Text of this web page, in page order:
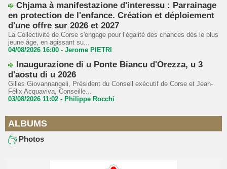
Chjama à manifestazione d'interessu : Parrainage
en protection de l'enfance. Création et déploiement
d'une offre sur 2026 et 2027
La Collectivité de Corse s'engage pour l’égalité des chances dès le plus
jeune âge, en agissant su...
04/08/2026 16:00 - Jerome PIETRI
Inaugurazione di u Ponte Biancu d'Orezza, u 3
d'aostu di u 2026
Gilles Giovannangeli, Président du Conseil exécutif de Corse et Jean-
Félix Acquaviva, Conseille...
03/08/2026 11:02 - Philippe Rocchi
ALBUMS
Photos